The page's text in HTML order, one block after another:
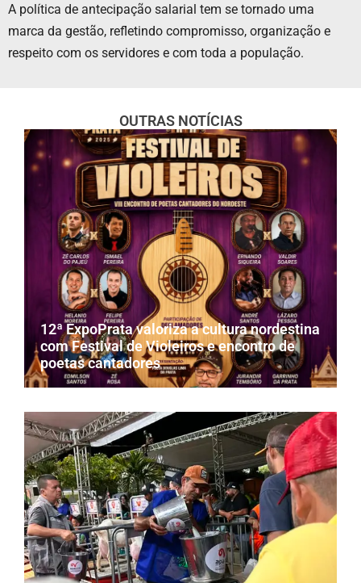
A política de antecipação salarial tem se tornado uma
marca da gestão, refletindo compromisso, organização e
respeito com os servidores e com toda a população.
OUTRAS NOTÍCIAS
12ª ExpoPrata valoriza a cultura nordestina
com Festival de Violeiros e encontro de
poetas cantadores